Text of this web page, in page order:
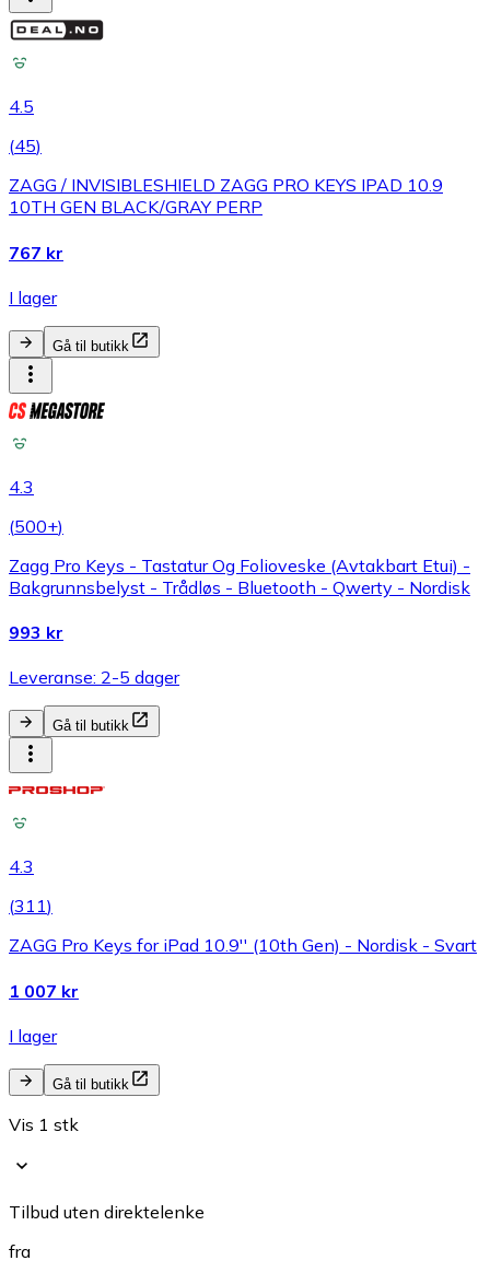
4.5
(45)
ZAGG / INVISIBLESHIELD ZAGG PRO KEYS IPAD 10.9
10TH GEN BLACK/GRAY PERP
767 kr
I lager
Gå til butikk
4.3
(500+)
Zagg Pro Keys - Tastatur Og Folioveske (Avtakbart Etui) -
Bakgrunnsbelyst - Trådløs - Bluetooth - Qwerty - Nordisk
993 kr
Leveranse: 2-5 dager
Gå til butikk
4.3
(311)
ZAGG Pro Keys for iPad 10.9'' (10th Gen) - Nordisk - Svart
1 007 kr
I lager
Gå til butikk
Vis 1 stk
Tilbud uten direktelenke
fra